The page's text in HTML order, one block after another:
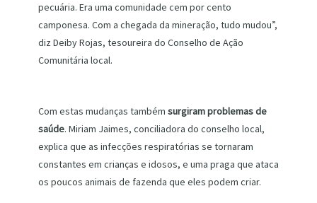
pecuária. Era uma comunidade cem por cento
camponesa. Com a chegada da mineração, tudo mudou”,
diz Deiby Rojas, tesoureira do Conselho de Ação
Comunitária local.
Com estas mudanças também surgiram problemas de
saúde. Miriam Jaimes, conciliadora do conselho local,
explica que as infecções respiratórias se tornaram
constantes em crianças e idosos, e uma praga que ataca
os poucos animais de fazenda que eles podem criar.